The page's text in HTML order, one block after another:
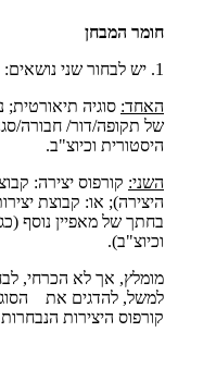
חומר המבחן
1. יש לבחור שני נושאים:
האחד: סוגיה תיאורטית;
של תקופה/דור/ חבורה/
היסטורית וכיוצ"ב.
השני: קורפוס יצירה:
היצירה); או: קבוצת
בחתך של מאפיין נוסף
וכיוצ"ב).
מומלץ, אך לא הכרחי,
למשל, להדגים את
קורפוס היצירות